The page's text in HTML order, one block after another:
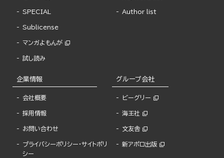
SPECIAL
Sublicense
マンガよもんが
試し読み
Author list
企業情報
会社概要
採用情報
お問い合わせ
プライバシーポリシー・サイトポリ
シー
グループ会社
ビーグリー
海王社
文友舎
新アポロ出版